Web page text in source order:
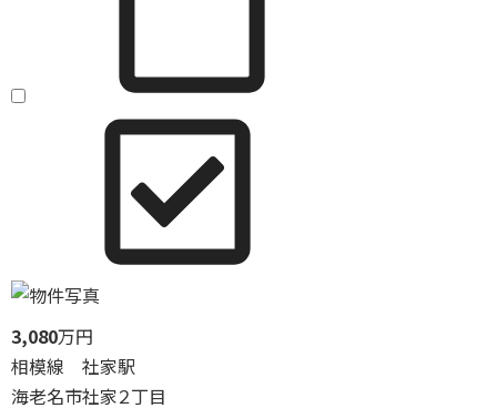
3,080万円
相模線 社家駅
海老名市社家２丁目